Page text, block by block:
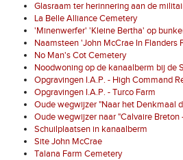
Glasraam ter herinnering aan de
La Belle Alliance Cemetery
'Minenwerfer' 'Kleine Bertha' op
Naamsteen 'John McCrae In Flanders
No Man's Cot Cemetery
Noodwoning op de kanaalberm bij de
Opgravingen I.A.P. - High Command
Opgravingen I.A.P. - Turco Farm
Oude wegwijzer "Naar het Denkmaal
Oude wegwijzer naar "Calvaire Breton
Schuilplaatsen in kanaalberm
Site John McCrae
Talana Farm Cemetery